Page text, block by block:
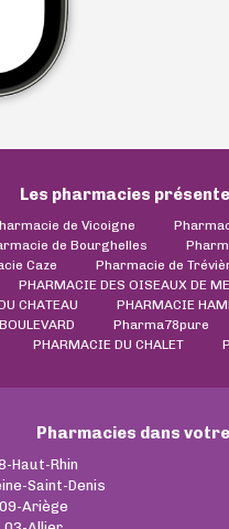
Les pharmacies
de Vicoigne
de Bourghelles
Caze Pharmacie de
PHARMACIE DES OISEAUX DE
CHATEAU PHARMACIE
Pharma78pure
PHARMACIE DU CHALET
Pharmacies dans
Haut-Rhin
Saint-Denis
09-Ariège